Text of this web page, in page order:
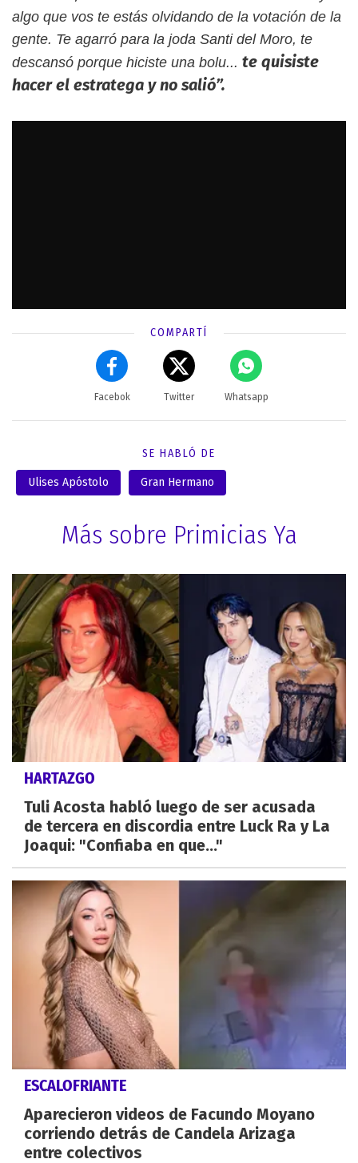
algo que vos te estás olvidando de la votación de la
gente. Te agarró para la joda Santi del Moro, te
descansó porque hiciste una bolu... te quisiste
hacer el estratega y no salió”.
COMPARTÍ
Facebok Twitter Whatsapp
SE HABLÓ DE
Ulises Apóstolo Gran Hermano
Más sobre Primicias Ya
HARTAZGO
Tuli Acosta habló luego de ser acusada
de tercera en discordia entre Luck Ra y La
Joaqui: "Confiaba en que..."
ESCALOFRIANTE
Aparecieron videos de Facundo Moyano
corriendo detrás de Candela Arizaga
entre colectivos